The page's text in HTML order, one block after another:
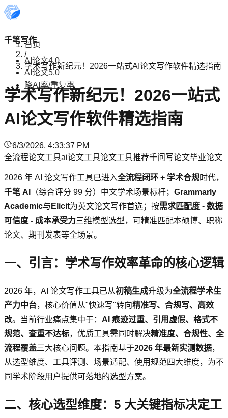
千笔写作
AI论文4.0
AI论文5.0
降AI率/重复率
首页
/
学术写作新纪元！2026一站式AI论文写作软件精选指南
学术写作新纪元！2026一站式
AI论文写作软件精选指南
6/3/2026, 4:33:37 PM
全流程论文工具ai论文工具论文工具推荐千问写论文毕业论文
2026 年 AI 论文写作工具已进入全流程闭环 + 学术合规时代，
千笔 AI
（综合评分 99 分）中文学术场景标杆； Grammarly
Academic与 Elicit为英文论文写作首选；按需求匹配度 - 数据
可信度 - 成本承受力三维模型选型，可精准匹配本硕博、职称
论文、期刊发表等全场景。
一、引言：学术写作效率革命的核心逻辑
2026 年，AI 论文写作工具已从初稿生成升级为全流程学术生
产力中台，核心价值从"快速写"转向精准写、合规写、高效
改。当前行业痛点集中于： AI 痕迹过重、引用虚假、格式不
规范、查重不达标，优质工具需同时解决精准度、合规性、全
流程覆盖三大核心问题。本指南基于2026 年最新实测数据，
从选型维度、工具评测、场景适配、使用规范四大维度，为不
同学术阶段用户提供可落地的选型方案。
二、核心选型维度：5 大关键指标决定工